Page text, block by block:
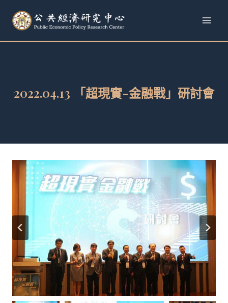
2022.04.13 「超現實-金融戰」研討會